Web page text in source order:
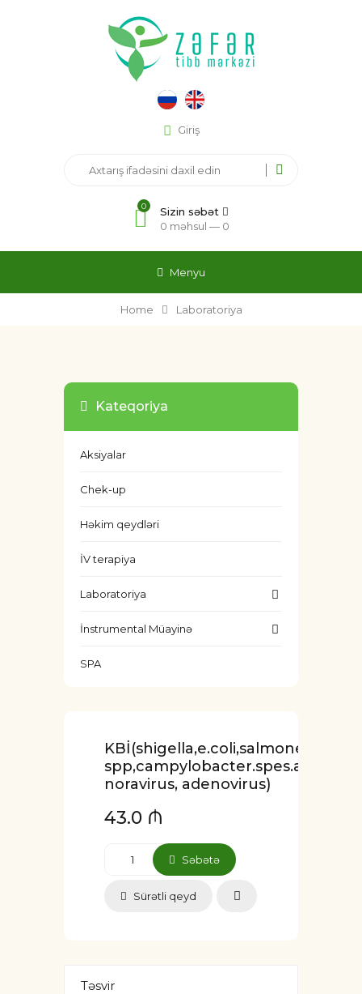
Giriş
0
Sizin səbət
0 məhsul — 0
Menyu
Home Laboratoriya
Kateqoriya
Aksiyalar
Chek-up
Həkim qeydləri
İV terapiya
Laboratoriya
İnstrumental Müayinə
SPA
KBİ(shigella,e.coli,salmonella
noravirus, adenovirus)
43.0 ₼
Səbətə
Sürətli qeyd
Təsvir